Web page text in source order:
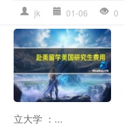
jk 01-06 0
立大学 ：...